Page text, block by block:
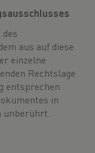
aus auf diese
einzelne
Rechtslage
entsprechen
in
unberührt.